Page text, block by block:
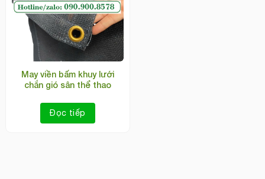
May viền bấm khuy lưới
chắn gió sân thể thao
Đọc tiếp